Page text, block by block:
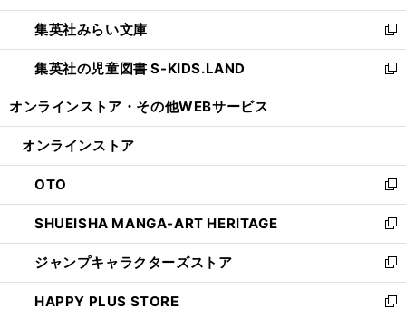
開
く
ウ
で
開
く
ン
ド
ウ
で
ウ
ィ
ン
ド
開
集英社みらい文庫
新
し
い
ン
ウ
で
開
く
集英社の児童図書 S-KIDS.LAND
新
ウ
ン
ド
ウ
で
開
く
オンラインストア・ その他WEBサービス
オンラインストア
OTO
新
し
い
ウ
ィ
ン
ド
SHUEISHA MANGA-ART HERITAGE
新
し
い
ウ
ィ
ジャンプキャラクターズストア
新
し
い
HAPPY PLUS STORE
新